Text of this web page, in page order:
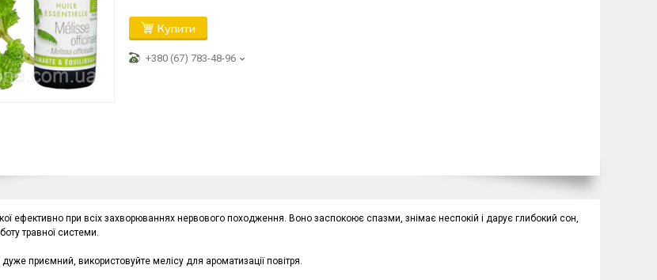
Купити
+380 (67) 783-48-96
ефективно при всіх захворюваннях нервового походження. Воно заспокоює спазми, знімає неспокій і дарує глибокий сон,
травної системи.
приємний, використовуйте мелісу для ароматизації повітря.